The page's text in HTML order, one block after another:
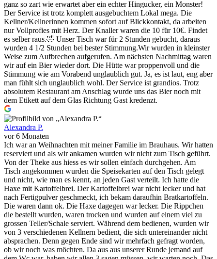
ganz so zart wie erwartet aber ein echter Hingucker, ein Monster!
Der Service ist trotz komplett ausgebuchtem Lokal mega. Die
Kellner/Kellnerinnen kommen sofort auf Blickkontakt, da arbeiten
nur Vollprofies mit Herz. Der Knaller waren die 10 für 10€. Findet
es selber raus.🤣 Unser Tisch war für 2 Stunden gebucht, daraus
wurden 4 1/2 Stunden bei bester Stimmung.Wir wurden in kleinster
Weise zum Aufbrechen aufgerufen. Am nächsten Nachmittag waren
wir auf ein Bier wieder dort. Die Hütte war proppenvoll und die
Stimmung wie am Vorabend unglaublich gut. Ja, es ist laut, eng aber
man fühlt sich unglaublich wohl. Der Service ist grandios. Trotz
absolutem Restaurant am Anschlag wurde uns das Bier noch mit
dem Etikett auf dem Glas Richtung Gast kredenzt.
Alexandra P.
vor 6 Monaten
Ich war an Weihnachten mit meiner Familie im Brauhaus. Wir hatten
reserviert und als wir ankamen wurden wir nicht zum Tisch geführt.
Von der Theke aus hiess es wir sollen einfach durchgehen. Am
Tisch angekommen wurden die Speisekarten auf den Tisch gelegt
und nicht, wie man es kennt, an jeden Gast verteilt. Ich hatte die
Haxe mit Kartoffelbrei. Der Kartoffelbrei war nicht lecker und hat
nach Fertigpulver geschmeckt, ich bekam daraufhin Bratkartoffeln.
Die waren dann ok. Die Haxe dagegen war lecker. Die Rippchen
die bestellt wurden, waren trocken und wurden auf einem viel zu
grossen Teller/Schale serviert. Während dem bedienen, wurden wir
von 3 verschiedenen Kellnern bedient, die sich untereinander nicht
absprachen. Denn gegen Ende sind wir mehrfach gefragt worden,
ob wir noch was möchten. Da aus aus unserer Runde jemand auf